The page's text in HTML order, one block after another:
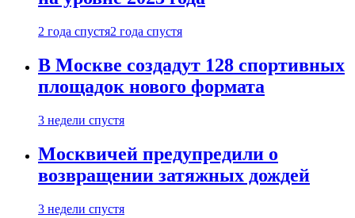
2 года спустя2 года спустя
В Москве создадут 128 спортивных
площадок нового формата
3 недели спустя
Москвичей предупредили о
возвращении затяжных дождей
3 недели спустя